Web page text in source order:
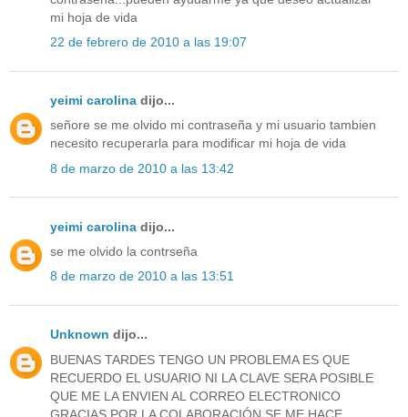
mi hoja de vida
22 de febrero de 2010 a las 19:07
yeimi carolina dijo...
señore se me olvido mi contraseña y mi usuario tambien
necesito recuperarla para modificar mi hoja de vida
8 de marzo de 2010 a las 13:42
yeimi carolina dijo...
se me olvido la contrseña
8 de marzo de 2010 a las 13:51
Unknown dijo...
BUENAS TARDES TENGO UN PROBLEMA ES QUE
RECUERDO EL USUARIO NI LA CLAVE SERA POSIBLE
QUE ME LA ENVIEN AL CORREO ELECTRONICO
GRACIAS POR LA COLABORACIÓN SE ME HACE